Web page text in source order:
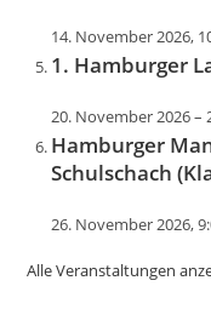
14. November 2026,
1. Hamburger
20. November 2026–
Hamburger
Schulschach
26. November 2026,
Alle Veranstaltungen